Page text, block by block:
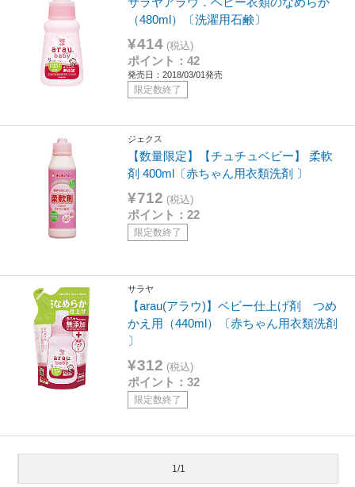
（480ml）〔洗濯用石鹸〕
¥414 (税込)
ポイント：42
発売日：2018/03/01発売
限定数終了
ジェクス
【数量限定】【チュチュベビー】 柔軟
剤 400ml〔赤ちゃん用衣類洗剤 〕
¥712 (税込)
ポイント：22
限定数終了
サラヤ
【arau(アラウ)】ベビー仕上げ剤 つめ
かえ用（440ml）〔赤ちゃん用衣類洗剤
〕
¥312 (税込)
ポイント：32
限定数終了
1/1